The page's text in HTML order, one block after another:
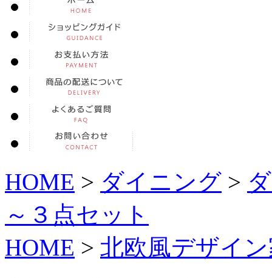
HOME > ダイニング >
～３点セット
HOME > 北欧風デザイ